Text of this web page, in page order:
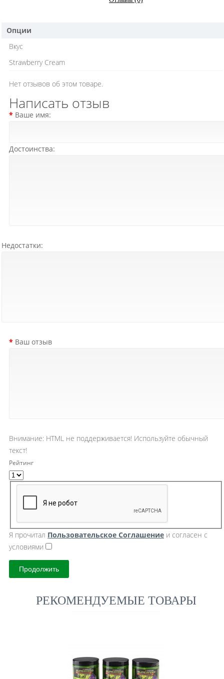
Опции
Вкус
Strawberry Cream
Нет отзывов об этом товаре.
Написать отзыв
Ваше имя:
Достоинства:
Недостатки:
Ваш отзыв
Внимание: HTML не поддерживается! Используйте обычный
текст!
Рейтинг
Я прочитал Пользовательское Cоглашение и согласен с
условиями
Продолжить
РЕКОМЕНДУЕМЫЕ ТОВАРЫ